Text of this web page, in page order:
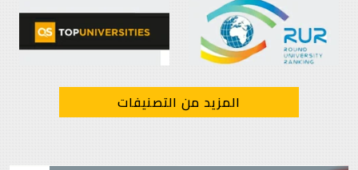
المزيد من التصنيفات